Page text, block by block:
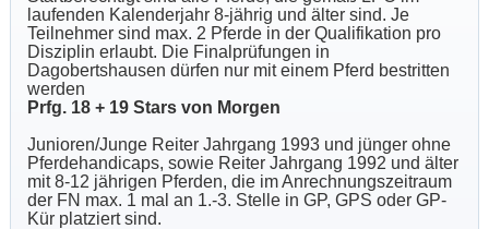
laufenden Kalenderjahr 8-jährig und älter sind. Je
Teilnehmer sind max. 2 Pferde in der Qualifikation pro
Disziplin erlaubt. Die Finalprüfungen in
Dagobertshausen dürfen nur mit einem Pferd bestritten
werden
Prfg. 18 + 19 Stars von Morgen
Junioren/Junge Reiter Jahrgang 1993 und jünger ohne
Pferdehandicaps, sowie Reiter Jahrgang 1992 und älter
mit 8-12 jährigen Pferden, die im Anrechnungszeitraum
der FN max. 1 mal an 1.-3. Stelle in GP, GPS oder GP-
Kür platziert sind.